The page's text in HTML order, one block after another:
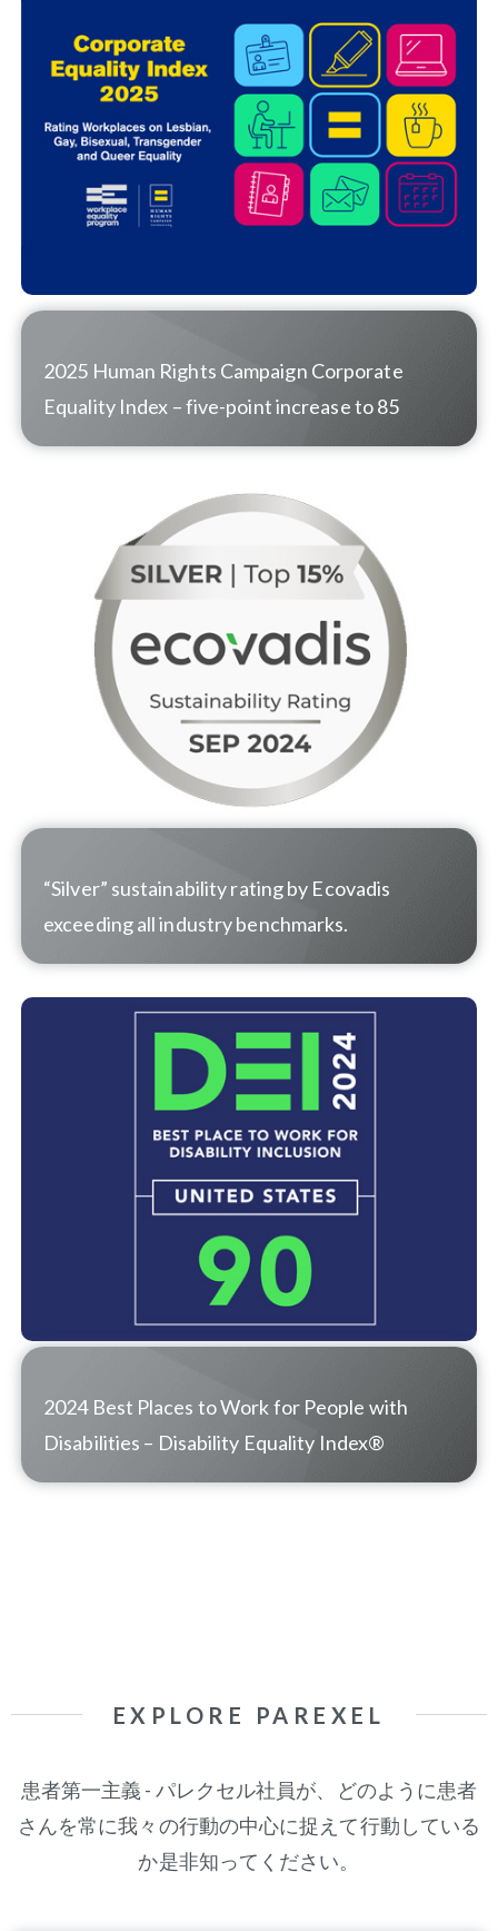
2025 Human Rights Campaign Corporate
Equality Index –five-point increase to 85
“Silver” sustainability rating by Ecovadis
exceeding all industry benchmarks.
2024 Best Places to Work for People with
Disabilities – Disability Equality Index®
EXPLORE PAREXEL
患者第一主義 - パレクセル社員が、 どのように患者
さんを常に我々 の行動の中心に捉えて行動 している
か是非知ってください。